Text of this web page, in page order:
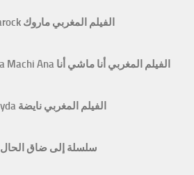
Film Marocain Marock الفيلم المغربي ماروك
Film marocain Ana Machi Ana الفيلم المغربي أنا ماشي أنا
Film marocain Nayda الفيلم المغربي نايضة
Série Ila Da9 Lhal سلسلة إلى ضاق الحال